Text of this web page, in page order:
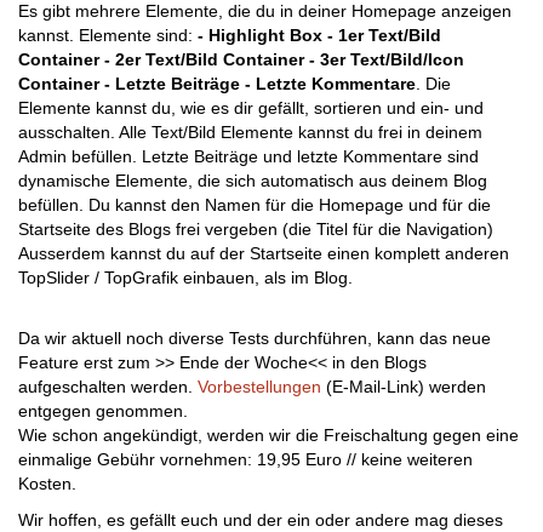
Es gibt mehrere Elemente, die du in deiner Homepage anzeigen
kannst. Elemente sind: - Highlight Box - 1er Text/Bild
Container - 2er Text/Bild Container - 3er Text/Bild/Icon
Container - Letzte Beiträge - Letzte Kommentare . Die
Elemente kannst du, wie es dir gefällt, sortieren und ein- und
ausschalten. Alle Text/Bild Elemente kannst du frei in deinem
Admin befüllen. Letzte Beiträge und letzte Kommentare sind
dynamische Elemente, die sich automatisch aus deinem Blog
befüllen. Du kannst den Namen für die Homepage und für die
Startseite des Blogs frei vergeben (die Titel für die Navigation)
Ausserdem kannst du auf der Startseite einen komplett anderen
TopSlider / TopGrafik einbauen, als im Blog.
Da wir aktuell noch diverse Tests durchführen, kann das neue
Feature erst zum >> Ende der Woche<< in den Blogs
aufgeschalten werden. Vorbestellungen (E-Mail-Link) werden
entgegen genommen.
Wie schon angekündigt, werden wir die Freischaltung gegen eine
einmalige Gebühr vornehmen: 19,95 Euro // keine weiteren
Kosten.
Wir hoffen, es gefällt euch und der ein oder andere mag dieses